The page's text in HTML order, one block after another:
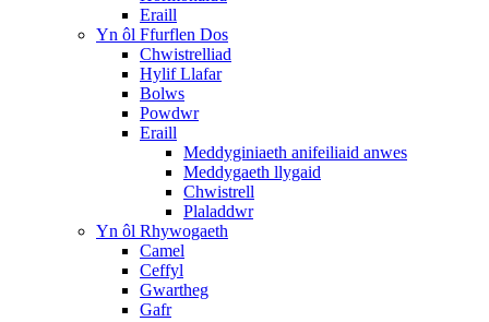
Eraill
Yn ôl Ffurflen Dos
Chwistrelliad
Hylif Llafar
Bolws
Powdwr
Eraill
Meddyginiaeth anifeiliaid anwes
Meddygaeth llygaid
Chwistrell
Plaladdwr
Yn ôl Rhywogaeth
Camel
Ceffyl
Gwartheg
Gafr